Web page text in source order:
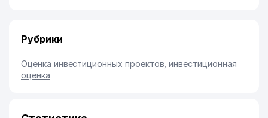
Рубрики
Оценка инвестиционных проектов, инвестиционная
оценка